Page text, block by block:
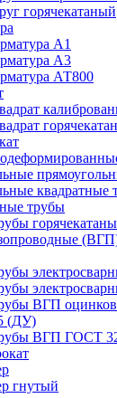
горячекатаный
А1
А3
АТ800
квадратные
трубы
ВГП
(ДУ)
ВГП ГОСТ
гнутый